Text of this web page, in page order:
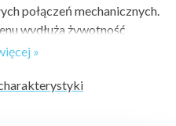
połączeń mechanicznych.
wydłuża żywotność
tarcia. Ma
»